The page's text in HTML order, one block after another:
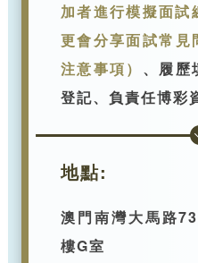
加者進行模擬面
更會分享面試常見
注意事項） 、履歷
登記、負責任博彩
地點:
澳門南灣大馬路
樓G室